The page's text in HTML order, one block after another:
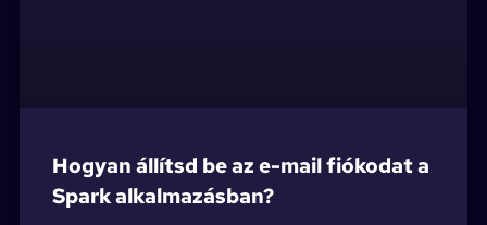
Hogyan állítsd be az e-mail fiókodat a
Spark alkalmazásban?